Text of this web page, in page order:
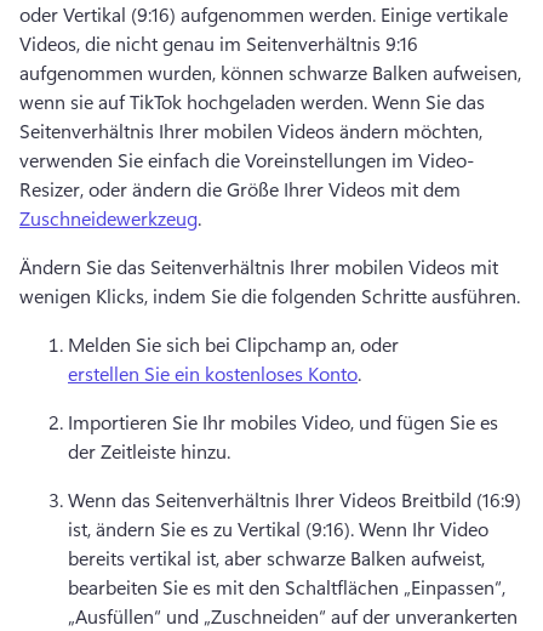
oder Vertikal (9:16) aufgenommen werden. Einige vertikale
Videos, die nicht genau im Seitenverhältnis 9:16
aufgenommen wurden, können schwarze Balken aufweisen,
wenn sie auf TikTok hochgeladen werden. Wenn Sie das
Seitenverhältnis Ihrer mobilen Videos ändern möchten,
verwenden Sie einfach die Voreinstellungen im Video-
Resizer, oder ändern die Größe Ihrer Videos mit dem
Zuschneidewerkzeug.
Ändern Sie das Seitenverhältnis Ihrer mobilen Videos mit
wenigen Klicks, indem Sie die folgenden Schritte ausführen.
Melden Sie sich bei Clipchamp an, oder
erstellen Sie ein kostenloses Konto.
Importieren Sie Ihr mobiles Video, und fügen Sie es
der Zeitleiste hinzu.
Wenn das Seitenverhältnis Ihrer Videos Breitbild (16:9)
ist, ändern Sie es zu Vertikal (9:16). Wenn Ihr Video
bereits vertikal ist, aber schwarze Balken aufweist,
bearbeiten Sie es mit den Schaltflächen „Einpassen“,
„Ausfüllen“ und „Zuschneiden“ auf der unverankerten